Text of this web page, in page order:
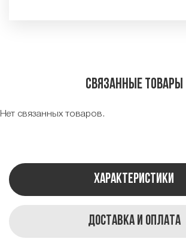
Связанные товары
Нет связанных товаров.
Характеристики
Доставка и оплата